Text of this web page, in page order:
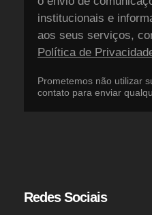
institucionais e
aos seus serviços,
Política de
Prometemos não utilizar
contato para enviar
Redes Sociais